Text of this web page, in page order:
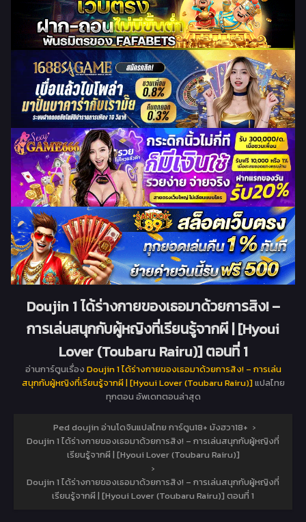
Doujin 1 ได้ร่างกายของเธอมาด้วยการสิง! –
การเล่นสนุกกับผู้หญิงที่เรียนรู้จากผี | [Hyoui
Lover (Toubaru Rairu)] ตอนที่ 1
อ่านการ์ตูนเรื่อง Doujin 1 ได้ร่างกายของเธอมาด้วยการสิง! – การเล่น
สนุกกับผู้หญิงที่เรียนรู้จากผี | [Hyoui Lover (Toubaru Rairu)]แปลไทย
ทุกตอน อัพเดทตอนล่าสุด
Ped doujin อ่านโดจินแปลไทย การ์ตูน18+ มังฮวา18+ ›
Doujin 1 ได้ร่างกายของเธอมาด้วยการสิง! – การเล่นสนุกกับผู้หญิงที่
เรียนรู้จากผี | [Hyoui Lover (Toubaru Rairu)]
›
Doujin 1 ได้ร่างกายของเธอมาด้วยการสิง! – การเล่นสนุกกับผู้หญิงที่
เรียนรู้จากผี | [Hyoui Lover (Toubaru Rairu)] ตอนที่ 1